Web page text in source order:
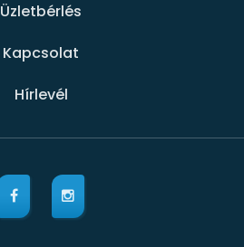
Üzletbérlés
Kapcsolat
Hírlevél